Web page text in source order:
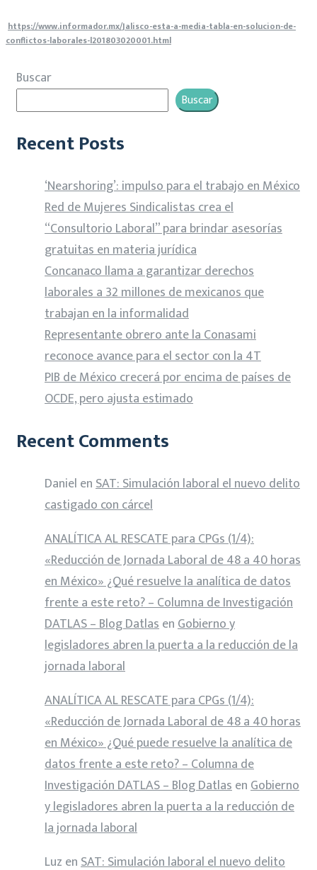
https://www.informador.mx/Jalisco-esta-a-media-tabla-en-solucion-de-
conflictos-laborales-l201803020001.html
Buscar
Buscar
Recent Posts
‘Nearshoring’: impulso para el trabajo en México
Red de Mujeres Sindicalistas crea el
“Consultorio Laboral” para brindar asesorías
gratuitas en materia jurídica
Concanaco llama a garantizar derechos
laborales a 32 millones de mexicanos que
trabajan en la informalidad
Representante obrero ante la Conasami
reconoce avance para el sector con la 4T
PIB de México crecerá por encima de países de
OCDE, pero ajusta estimado
Recent Comments
Daniel enSAT: Simulación laboral el nuevo delito
castigado con cárcel
ANALÍTICA AL RESCATE para CPGs (1/4):
«Reducción de Jornada Laboral de 48 a 40 horas
en México» ¿Qué resuelve la analítica de datos
frente a este reto? – Columna de Investigación
DATLAS – Blog DatlasenGobierno y
legisladores abren la puerta a la reducción de la
jornada laboral
ANALÍTICA AL RESCATE para CPGs (1/4):
«Reducción de Jornada Laboral de 48 a 40 horas
en México» ¿Qué puede resuelve la analítica de
datos frente a este reto? – Columna de
Investigación DATLAS – Blog DatlasenGobierno
y legisladores abren la puerta a la reducción de
la jornada laboral
Luz enSAT: Simulación laboral el nuevo delito